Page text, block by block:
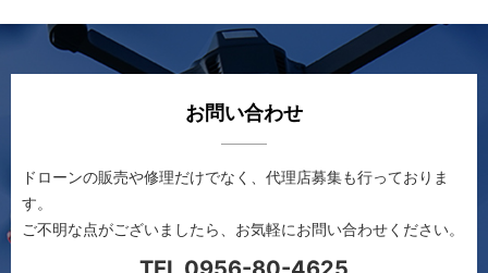
お問い合わせ
ドローンの販売や修理だけでなく、代理店募集も行っておりま
す。
ご不明な点がございましたら、お気軽にお問い合わせください。